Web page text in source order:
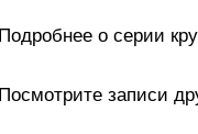
Подробнее о серии
Посмотрите записи